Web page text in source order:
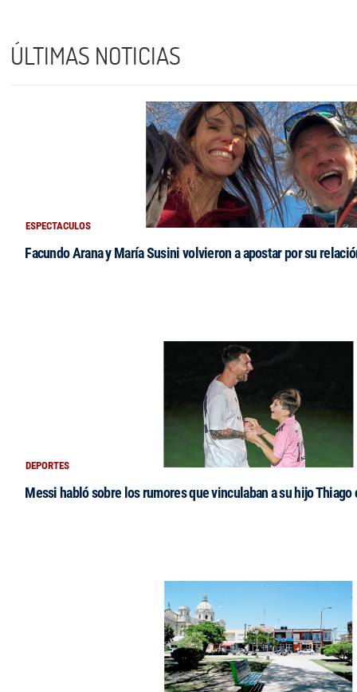
ÚLTIMAS NOTICIAS
ESPECTACULOS
Facundo Arana y María Susini volvieron a apostar por su
DEPORTES
Messi habló sobre los rumores que vinculaban a su hijo Thiago